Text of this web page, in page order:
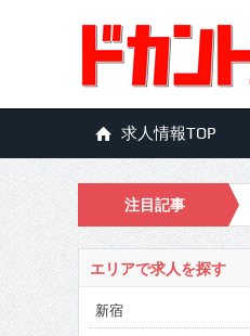
求人情報TOP
注目記事
エリアで求人を探す
新宿